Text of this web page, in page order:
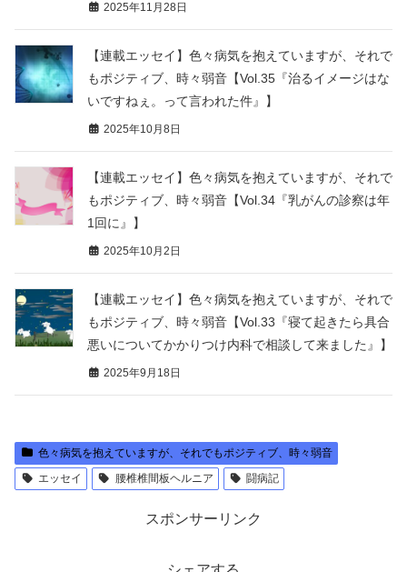
2025年11月28日
【連載エッセイ】色々病気を抱えていますが、それで
もポジティブ、時々弱音【Vol.35『治るイメージはな
いですねぇ。って言われた件』】
2025年10月8日
【連載エッセイ】色々病気を抱えていますが、それで
もポジティブ、時々弱音【Vol.34『乳がんの診察は年
1回に』】
2025年10月2日
【連載エッセイ】色々病気を抱えていますが、それで
もポジティブ、時々弱音【Vol.33『寝て起きたら具合
悪いについてかかりつけ内科で相談して来ました』】
2025年9月18日
色々病気を抱えていますが、それでもポジティブ、時々弱音
エッセイ
腰椎椎間板ヘルニア 闘病記
スポンサーリンク